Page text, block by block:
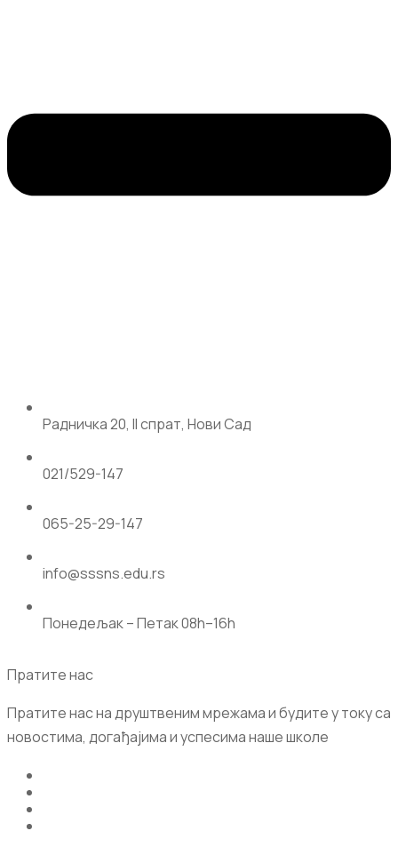
Радничка 20, II спрат, Нови Сад
021/529-147
065-25-29-147
info@sssns.edu.rs
Понедељак – Петак 08h–16h
Пратите нас
Пратите нас на друштвеним мрежама и будите у току са
новостима, догађајима и успесима наше школе